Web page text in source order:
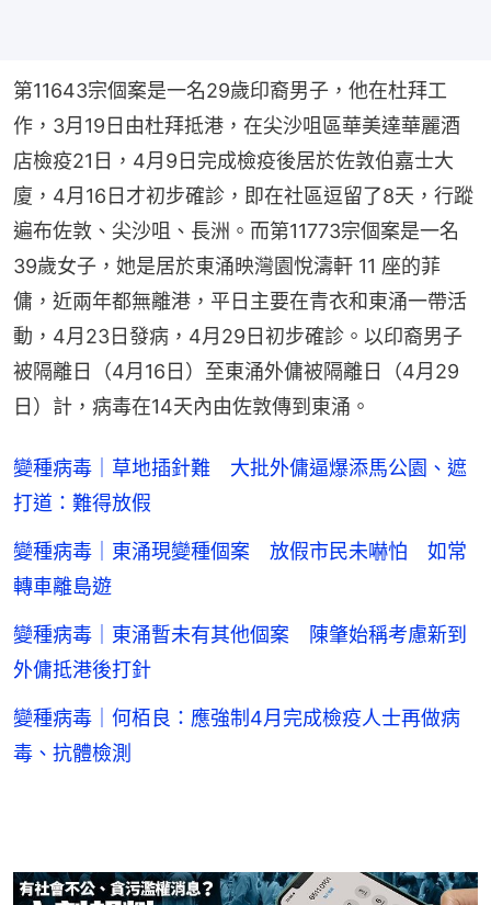
第11643宗個案是一名29歲印裔男子，他在杜拜工
作，3月19日由杜拜抵港，在尖沙咀區華美達華麗酒
店檢疫21日，4月9日完成檢疫後居於佐敦伯嘉士大
廈，4月16日才初步確診，即在社區逗留了8天，行蹤
遍布佐敦、尖沙咀、長洲。而第11773宗個案是一名
39歲女子，她是居於東涌映灣園悅濤軒 11 座的菲
傭，近兩年都無離港，平日主要在青衣和東涌一帶活
動，4月23日發病，4月29日初步確診。以印裔男子
被隔離日（4月16日）至東涌外傭被隔離日（4月29
日）計，病毒在14天內由佐敦傳到東涌。
變種病毒｜草地插針難 大批外傭逼爆添馬公園、遮
打道：難得放假
變種病毒｜東涌現變種個案 放假市民未嚇怕 如常
轉車離島遊
變種病毒｜東涌暫未有其他個案 陳肇始稱考慮新到
外傭抵港後打針
變種病毒｜何栢良：應強制4月完成檢疫人士再做病
毒、抗體檢測